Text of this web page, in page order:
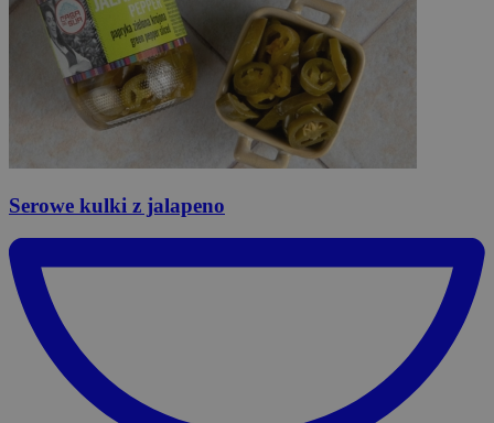
Serowe kulki z jalapeno